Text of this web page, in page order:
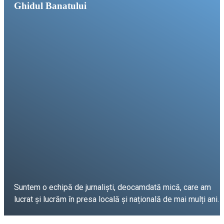
Ghidul Banatului
Suntem o echipă de jurnaliști, deocamdată mică, care am
lucrat și lucrăm în presa locală și națională de mai mulți ani.